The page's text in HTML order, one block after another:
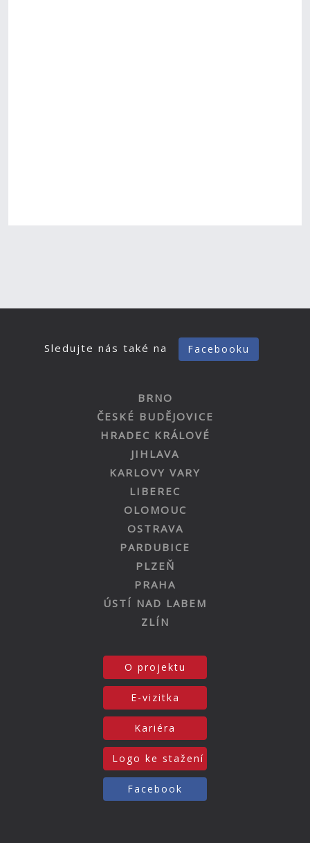
Sledujte nás také na Facebooku
BRNO
ČESKÉ BUDĚJOVICE
HRADEC KRÁLOVÉ
JIHLAVA
KARLOVY VARY
LIBEREC
OLOMOUC
OSTRAVA
PARDUBICE
PLZEŇ
PRAHA
ÚSTÍ NAD LABEM
ZLÍN
O projektu
E-vizitka
Kariéra
Logo ke stažení
Facebook